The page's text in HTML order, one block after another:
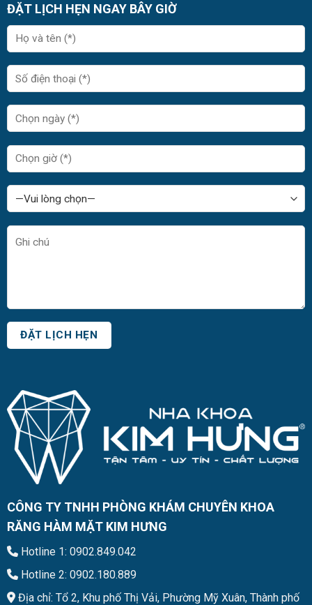
CÔNG TY TNHH PHÒNG KHÁM CHUYÊN KHOA
RĂNG HÀM MẶT KIM HƯNG
Hotline 1: 0902.849.042
Hotline 2: 0902.180.889
Địa chỉ: Tổ 2, Khu phố Thị Vải, Phường Mỹ Xuân, Thành phố
ĐẶT LỊCH HẸN NGAY BÂY GIỜ